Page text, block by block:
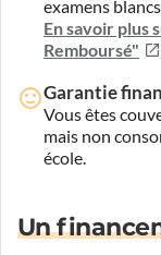
examens
En savoir plus
Remboursé"
Garantie
Vous êtes
mais non
école.
Un